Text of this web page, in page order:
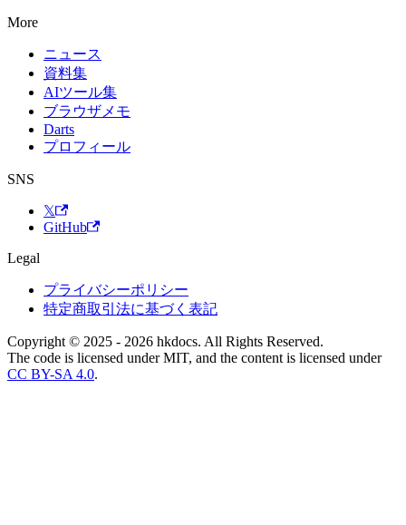
More
ニュース
資料集
AIツール集
ブラウザメモ
Darts
プロフィール
SNS
𝕏
GitHub
Legal
プライバシーポリシー
特定商取引法に基づく表記
Copyright © 2025 - 2026 hkdocs. All Rights Reserved.
The code is licensed under MIT, and the content is licensed under
CC BY-SA 4.0.